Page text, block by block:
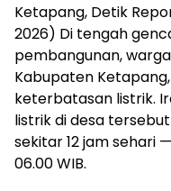
Ketapang, Detik
2026) Di tengah
pembangunan,
Kabupaten
keterbatasan listrik.
listrik di desa
sekitar 12 jam sehari
06.00 WIB.